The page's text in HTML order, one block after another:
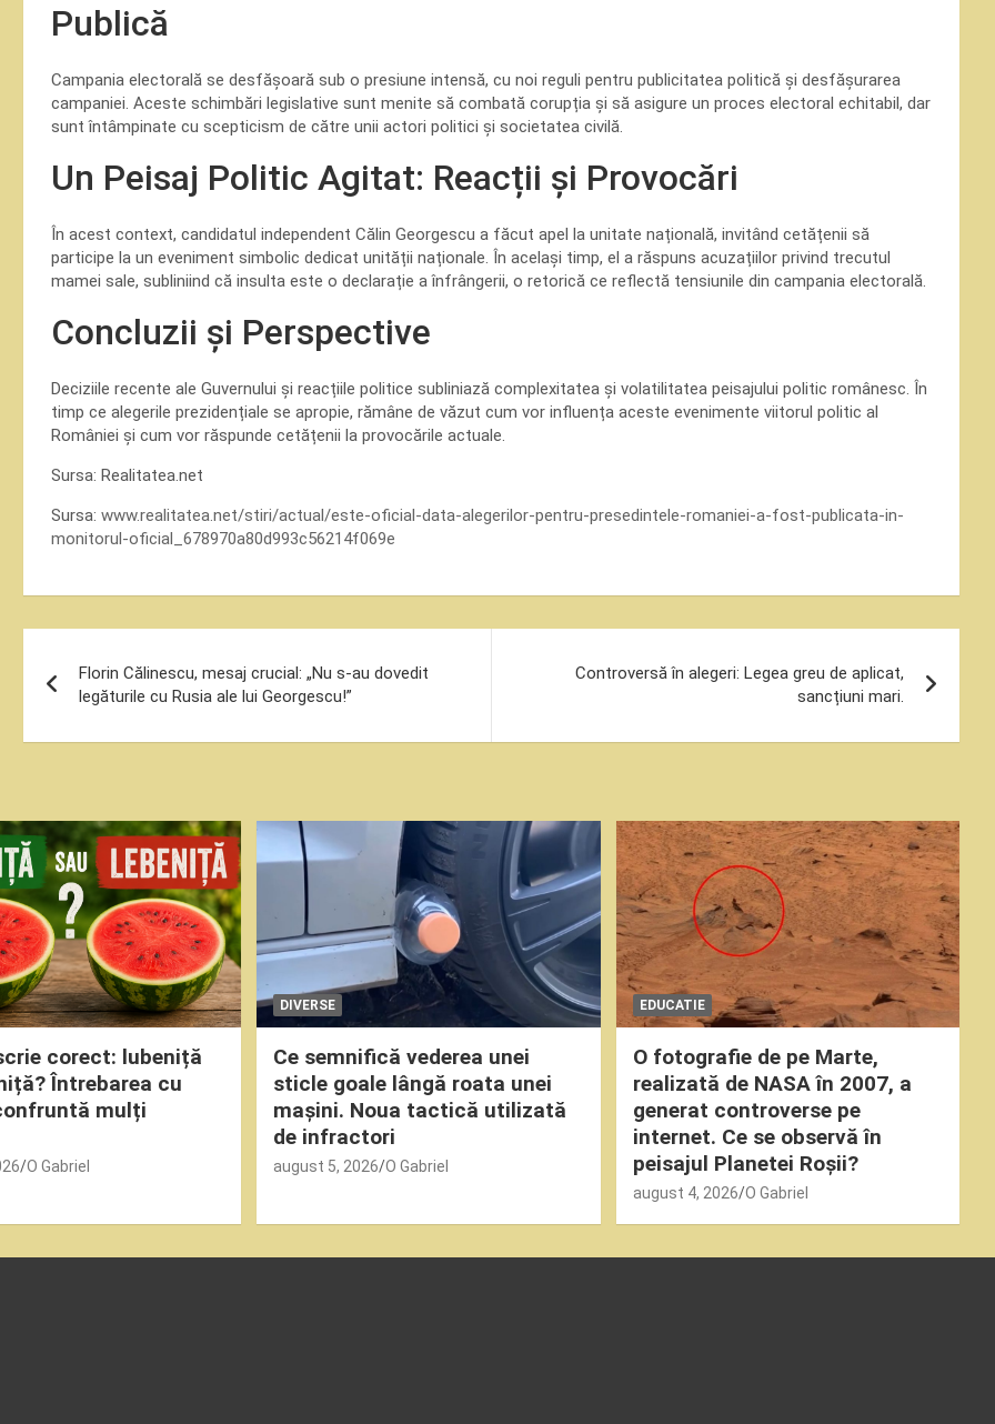
Publică
Campania electorală se desfășoară sub o presiune intensă, cu noi reguli pentru publicitatea politică și desfășurarea
campaniei. Aceste schimbări legislative sunt menite să combată corupția și să asigure un proces electoral echitabil, dar
sunt întâmpinate cu scepticism de către unii actori politici și societatea civilă.
Un Peisaj Politic Agitat: Reacții și Provocări
În acest context, candidatul independent Călin Georgescu a făcut apel la unitate națională, invitând cetățenii să
participe la un eveniment simbolic dedicat unității naționale. În același timp, el a răspuns acuzațiilor privind trecutul
mamei sale, subliniind că insulta este o declarație a înfrângerii, o retorică ce reflectă tensiunile din campania electorală.
Concluzii și Perspective
Deciziile recente ale Guvernului și reacțiile politice subliniază complexitatea și volatilitatea peisajului politic românesc. În
timp ce alegerile prezidențiale se apropie, rămâne de văzut cum vor influența aceste evenimente viitorul politic al
României și cum vor răspunde cetățenii la provocările actuale.
Sursa: Realitatea.net
Sursa: www.realitatea.net/stiri/actual/este-oficial-data-alegerilor-pentru-presedintele-romaniei-a-fost-publicata-in-
monitorul-oficial_678970a80d993c56214f069e
în
articole
Florin Călinescu, mesaj crucial: „Nu s-au dovedit
legăturile cu Rusia ale lui Georgescu!”
Controversă în alegeri: Legea greu de aplicat,
sancțiuni mari.
corect: lubeniță
Întrebarea cu
mulți
O Gabriel
DIVERSE
Ce semnifică vederea unei
sticle goale lângă roata unei
mașini. Noua tactică utilizată
de infractori
august 5, 2026 O Gabriel
EDUCATIE
O fotografie de pe Marte,
realizată de NASA în 2007, a
generat controverse pe
internet. Ce se observă în
peisajul Planetei Roșii?
august 4, 2026 O Gabriel